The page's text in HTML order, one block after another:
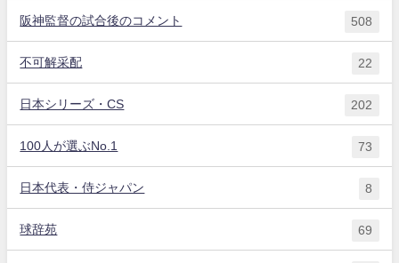
阪神監督の試合後のコメント 508
不可解采配 22
日本シリーズ・CS 202
100人が選ぶNo.1 73
日本代表・侍ジャパン 8
球辞苑 69